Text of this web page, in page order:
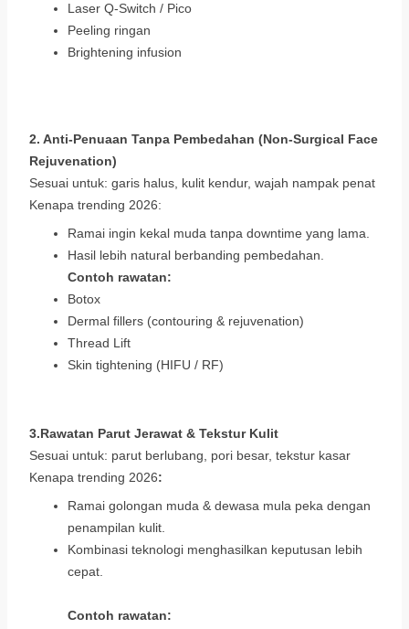
Laser Q-Switch / Pico
Peeling ringan
Brightening infusion
2. Anti-Penuaan Tanpa Pembedahan (Non-Surgical Face
Rejuvenation)
Sesuai untuk: garis halus, kulit kendur, wajah nampak penat
Kenapa trending 2026:
Ramai ingin kekal muda tanpa downtime yang lama.
Hasil lebih natural berbanding pembedahan.
Contoh rawatan:
Botox
Dermal fillers (contouring & rejuvenation)
Thread Lift
Skin tightening (HIFU / RF)
3.Rawatan Parut Jerawat & Tekstur Kulit
Sesuai untuk: parut berlubang, pori besar, tekstur kasar
Kenapa trending 2026:
Ramai golongan muda & dewasa mula peka dengan
penampilan kulit.
Kombinasi teknologi menghasilkan keputusan lebih
cepat.
Contoh rawatan: